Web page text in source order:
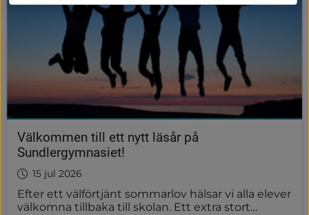
Välkommen till ett nytt läsår på
Sundlergymnasiet!
15 jul 2026
Efter ett välförtjänt sommarlov hälsar vi alla elever
välkomna tillbaka till skolan. Ett extra stort